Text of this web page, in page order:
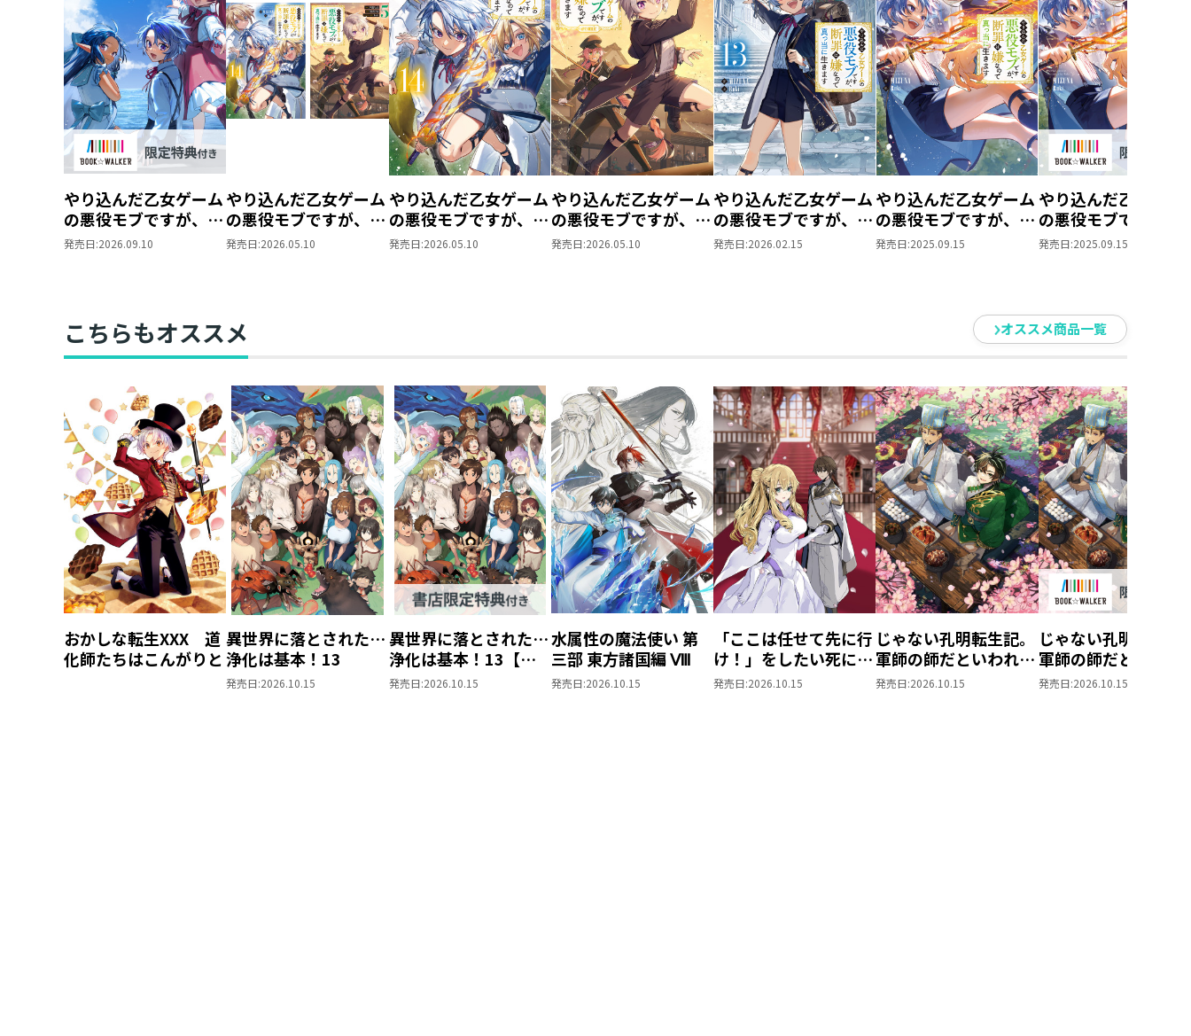
やり込んだ乙女ゲーム
の悪役モブですが、断
罪は嫌なので真っ当に
き】
発売日:2026.09.10
やり込んだ乙女ゲーム
の悪役モブですが、断
罪は嫌なので真っ当に
ト【特典SS付き】
発売日:2026.05.10
やり込んだ乙女ゲーム
の悪役モブですが、断
罪は嫌なので真っ当に
発売日:2026.05.10
やり込んだ乙女ゲーム
の悪役モブですが、断
罪は嫌なので真っ当に
発売日:2026.05.10
やり込んだ乙女ゲーム
の悪役モブですが、断
罪は嫌なので真っ当に
発売日:2026.02.15
やり込んだ乙女ゲーム
の悪役モブですが、断
罪は嫌なので真っ当に
発売日:2025.09.15
やり込んだ乙女ゲー
の悪役モブですが、
罪は嫌なので真っ当
電子書籍限定SS付
き】
発売日:2025.09.15
こちらもオススメ オススメ商品一覧
おかしな転生XXX 道
化師たちはこんがりと
異世界に落とされた…
浄化は基本！13
発売日:2026.10.15
異世界に落とされた…
浄化は基本！13【ピ
ッコマ限定SS付き】
発売日:2026.10.15
水属性の魔法使い 第
三部 東方諸国編 Ⅷ
発売日:2026.10.15
「ここは任せて先に行
け！」をしたい死にた
がりの望まぬ宇宙下剋
発売日:2026.10.15
じゃない孔明転生記。
軍師の師だといわれま
しても5
発売日:2026.10.15
じゃない孔明転生記
軍師の師だといわれ
しても
発売日:2026.10.15